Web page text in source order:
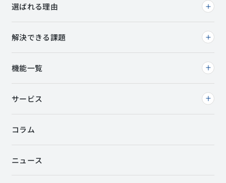
選ばれる理由
解決できる課題
コラム
ニュース
機能一覧
サービス